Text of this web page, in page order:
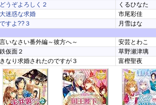
うぞよろしく２ くるひなた
迷惑な求婚 市尾彩佳
すよ??３ 月雪はな
いなさい番外編～彼方へ～ 安芸とわこ
仮面２ 草野瀬津璃
なり求婚されたのですが３ 富樫聖夜